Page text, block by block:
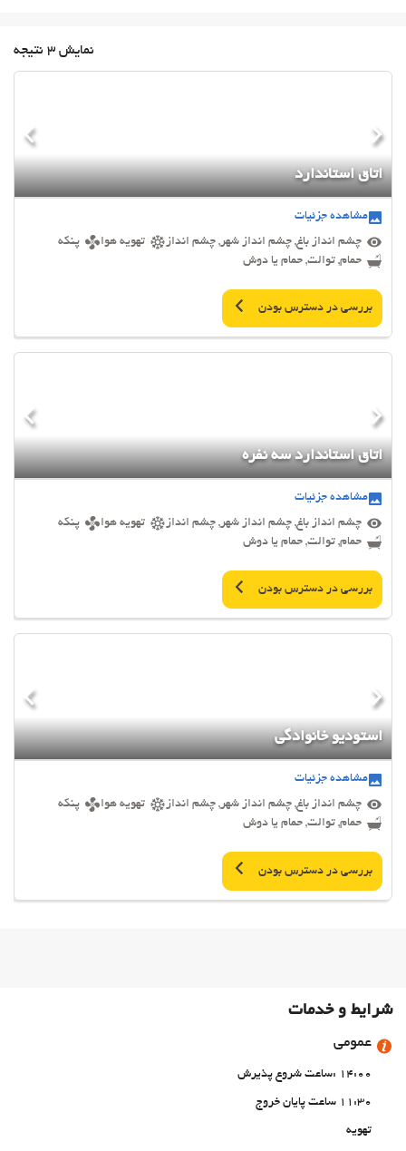
نمایش 3 نتیجه
اتاق استاندارد
مشاهده جزئیات
چشم انداز باغ, چشم انداز شهر, چشم انداز
تهویه هوا
پنکه
حمام, توالت, حمام یا دوش
بررسی در دسترس بودن
اتاق استاندارد سه نفره
مشاهده جزئیات
چشم انداز باغ, چشم انداز شهر, چشم انداز
تهویه هوا
پنکه
حمام, توالت, حمام یا دوش
بررسی در دسترس بودن
استودیو خانوادگی
مشاهده جزئیات
چشم انداز باغ, چشم انداز شهر, چشم انداز
تهویه هوا
پنکه
حمام, توالت, حمام یا دوش
بررسی در دسترس بودن
شرایط و خدمات
عمومی
14:00 :ساعت شروع پذیرش
11:30 ساعت پایان خروج
تهویه